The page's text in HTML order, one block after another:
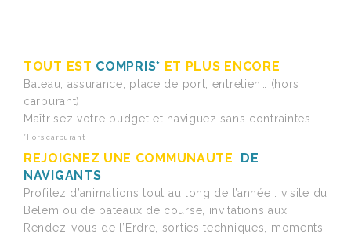
TOUT EST COMPRIS* ET PLUS ENCORE
Bateau, assurance, place de port, entretien… (hors
carburant).
Maîtrisez votre budget et naviguez sans contraintes.
*Hors carburant
REJOIGNEZ UNE COMMUNAUTE DE
NAVIGANTS
Profitez d’animations tout au long de l’année : visite du
Belem ou de bateaux de course, invitations aux
Rendez-vous de l’Erdre, sorties techniques, moments